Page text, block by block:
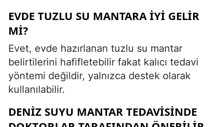
EVDE TUZLU SU MANTARA IYI GELIR
MI?
Evet, evde hazırlanan tuzlu su mantar
belirtilerini hafifletebilir fakat kalıcı tedavi
yöntemi değildir, yalnızca destek olarak
kullanılabilir.
DENIZ SUYU MANTAR TEDAVISINDE